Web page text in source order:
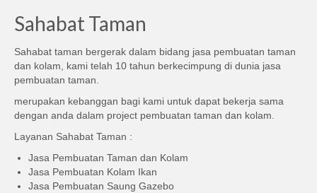
Sahabat Taman
Sahabat taman bergerak dalam bidang jasa pembuatan taman
dan kolam, kami telah 10 tahun berkecimpung di dunia jasa
pembuatan taman.
merupakan kebanggan bagi kami untuk dapat bekerja sama
dengan anda dalam project pembuatan taman dan kolam.
Layanan Sahabat Taman :
Jasa Pembuatan Taman dan Kolam
Jasa Pembuatan Kolam Ikan
Jasa Pembuatan Saung Gazebo